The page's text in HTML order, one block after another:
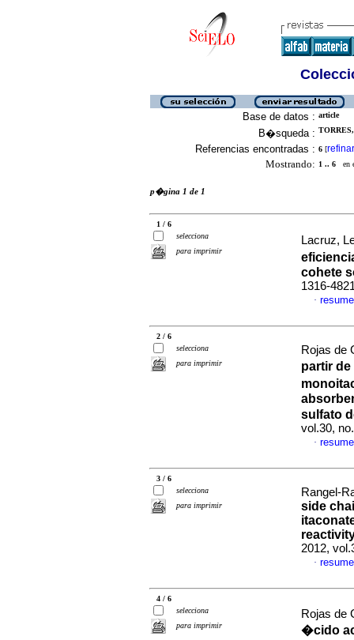
Base de datos : article
B�squeda :
Referencias encontradas : 6 [refinar
Mostrando: 1 .. 6 en
p�gina 1 de 1
1 / 6
selecciona
para imprimir
Lacruz,
cohete
1316-
·
2 / 6
selecciona
para imprimir
Rojas de
partir
sulfato
vol.30,
·
3 / 6
selecciona
para imprimir
Rangel-
side
2012,
·
4 / 6
selecciona
para imprimir
Rojas de
�cido